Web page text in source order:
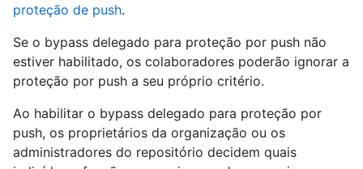
proteção de push.
Se o bypass delegado para proteção por push não
estiver habilitado, os colaboradores poderão ignorar a
proteção por push a seu próprio critério.
Ao habilitar o bypass delegado para proteção por
push, os proprietários da organização ou os
administradores do repositório decidem quais